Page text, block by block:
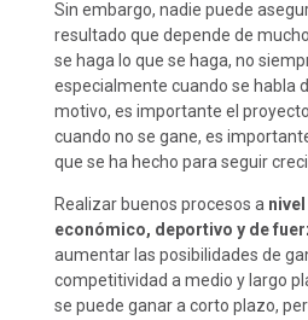
Sin embargo, nadie puede
resultado que depende de
se haga lo que se haga, no
especialmente cuando se habla
motivo, es importante el
cuando no se gane, es
que se ha hecho para seguir
Realizar buenos procesos a
económico, deportivo y de
aumentar las posibilidades de
competitividad a medio y largo
se puede ganar a corto plazo,